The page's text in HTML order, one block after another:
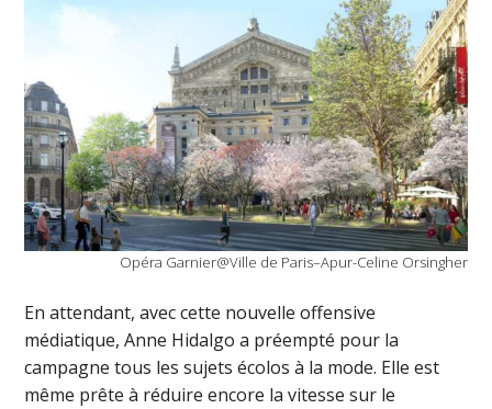
Opéra Garnier@Ville de Paris–Apur-Celine Orsingher
En attendant, avec cette nouvelle offensive
médiatique, Anne Hidalgo a préempté pour la
campagne tous les sujets écolos à la mode. Elle est
même prête à réduire encore la vitesse sur le